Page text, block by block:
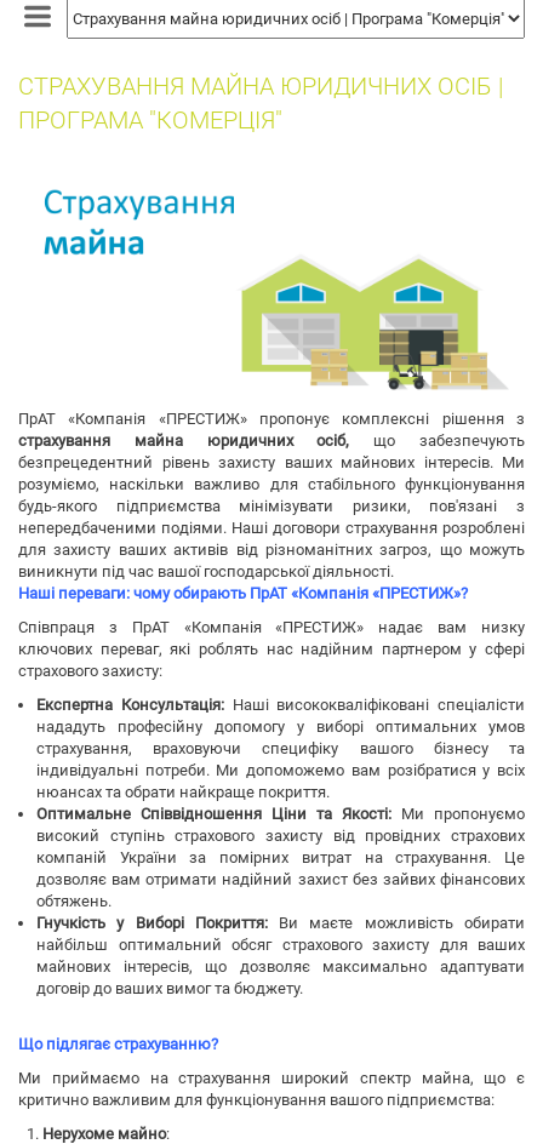
СТРАХУВАННЯ МАЙНА ЮРИДИЧНИХ ОСІБ |
ПРОГРАМА "КОМЕРЦІЯ"
ПрАТ «Компанія «ПРЕСТИЖ» пропонує комплексні рішення з
страхування майна юридичних осіб, що забезпечують
безпрецедентний рівень захисту ваших майнових інтересів. Ми
розуміємо, наскільки важливо для стабільного функціонування
будь-якого підприємства мінімізувати ризики, пов'язані з
непередбаченими подіями. Наші договори страхування розроблені
для захисту ваших активів від різноманітних загроз, що можуть
виникнути під час вашої господарської діяльності.
Наші переваги: чому обирають ПрАТ «Компанія «ПРЕСТИЖ»?
Співпраця з ПрАТ «Компанія «ПРЕСТИЖ» надає вам низку
ключових переваг, які роблять нас надійним партнером у сфері
страхового захисту:
Експертна Консультація:Наші висококваліфіковані спеціалісти
нададуть професійну допомогу у виборі оптимальних умов
страхування, враховуючи специфіку вашого бізнесу та
індивідуальні потреби. Ми допоможемо вам розібратися у всіх
нюансах та обрати найкраще покриття.
Оптимальне Співвідношення Ціни та Якості: Ми пропонуємо
високий ступінь страхового захисту від провідних страхових
компаній України за помірних витрат на страхування. Це
дозволяє вам отримати надійний захист без зайвих фінансових
обтяжень.
Гнучкість у Виборі Покриття:Ви маєте можливість обирати
найбільш оптимальний обсяг страхового захисту для ваших
майнових інтересів, що дозволяє максимально адаптувати
договір до ваших вимог та бюджету.
Що підлягає страхуванню?
Ми приймаємо на страхування широкий спектр майна, що є
критично важливим для функціонування вашого підприємства:
Нерухоме майно: